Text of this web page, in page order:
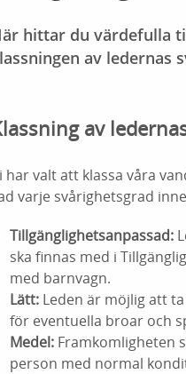
hittar du värdefulla
av ledernas
av
har valt att klassa våra
varje svårighetsgrad
Tillgänglighetsanpassad:
ska finnas med i
med barnvagn.
Lätt: Leden är möjlig att
för eventuella broar och
Medel: Framkomligheten
person med normal